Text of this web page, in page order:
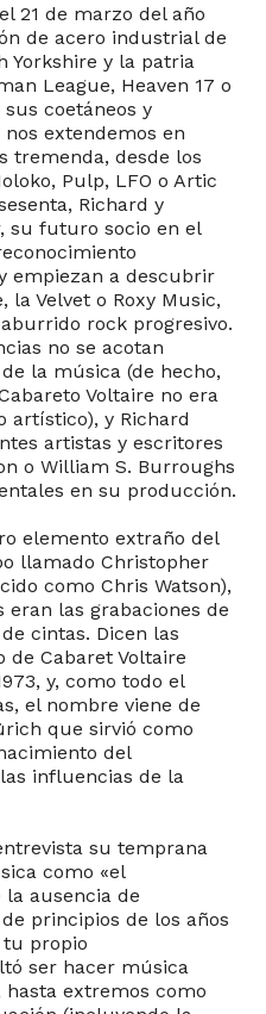
21 de marzo del año
de acero industrial de
Yorkshire y la patria
League, Heaven 17 o
sus coetáneos y
extendemos en
tremenda, desde los
Pulp, LFO o Artic
Richard y
su futuro socio en el
empiezan a descubrir
la Velvet o Roxy Music,
rock progresivo.
no se acotan
la música (de hecho,
Voltaire no era
artístico), y Richard
artistas y escritores
o William S. Burroughs
en su producción.
elemento extraño del
llamado Christopher
como Chris Watson),
las grabaciones de
cintas. Dicen las
Cabaret Voltaire
y, como todo el
el nombre viene de
que sirvió como
del
influencias de la
su temprana
como «el
ausencia de
principios de los años
tu propio
ser hacer música
hasta extremos como